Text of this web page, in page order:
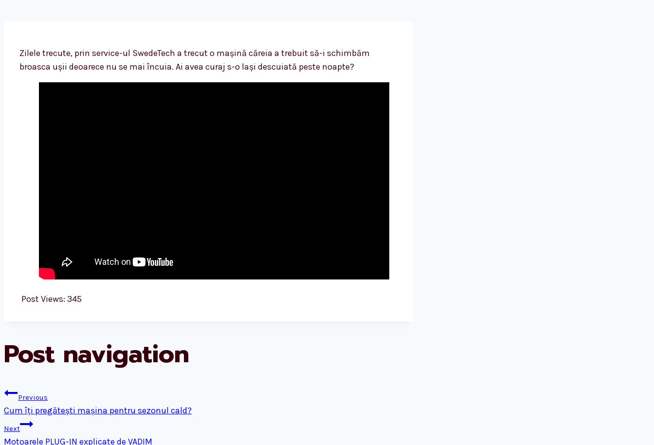
Zilele trecute, prin service-ul SwedeTech a trecut o mașină căreia a trebuit să-i schimbăm
broasca ușii deoarece nu se mai încuia. Ai avea curaj s-o lași descuiată peste noapte?
Post Views: 345
Post navigation
Previous
Cum îți pregătești mașina pentru sezonul cald?
Next
Motoarele PLUG-IN explicate de VADIM